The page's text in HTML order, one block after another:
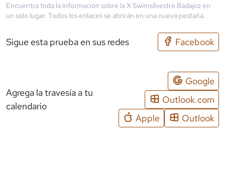
Encuentra toda la información sobre laX Swimsilvestre Badajoz en
un solo lugar. Todos los enlaces se abrirán en una nueva pestaña.
Sigue esta prueba en sus redes Facebook
Agrega la travesía a tu
calendario
Google
Outlook.com
Apple
Outlook